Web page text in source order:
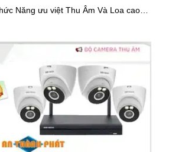
Năng ưu việt Thu Âm Và Loa cao